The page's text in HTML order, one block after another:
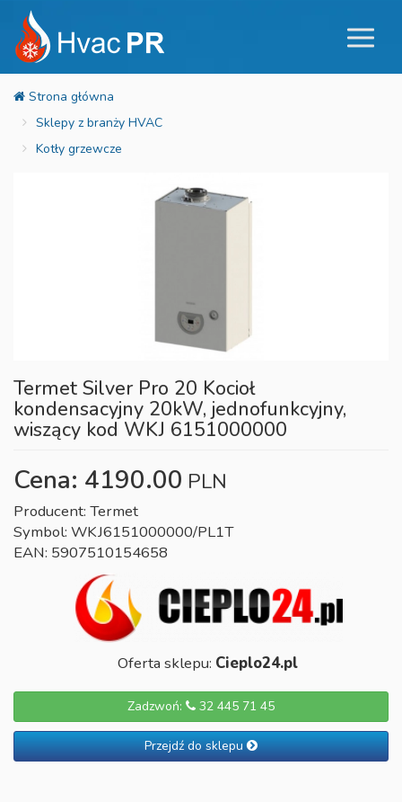
Sklepy z branży HVAC
Kotły grzewcze
Termet Silver Pro 20 Kocioł
kondensacyjny 20kW, jednofunkcyjny,
wiszący kod WKJ 6151000000
Cena: 4190.00 PLN
Producent: Termet
Symbol: WKJ6151000000/PL1T
EAN: 5907510154658
Oferta sklepu: Cieplo24.pl
Zadzwoń: 32 445 71 45
Przejdź do sklepu